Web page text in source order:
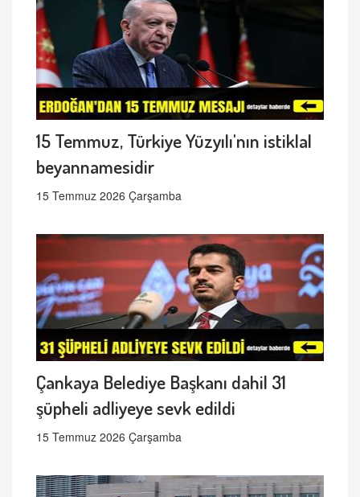
15 Temmuz, Türkiye Yüzyılı'nın istiklal
beyannamesidir
15 Temmuz 2026 Çarşamba
Çankaya Belediye Başkanı dahil 31
şüpheli adliyeye sevk edildi
15 Temmuz 2026 Çarşamba